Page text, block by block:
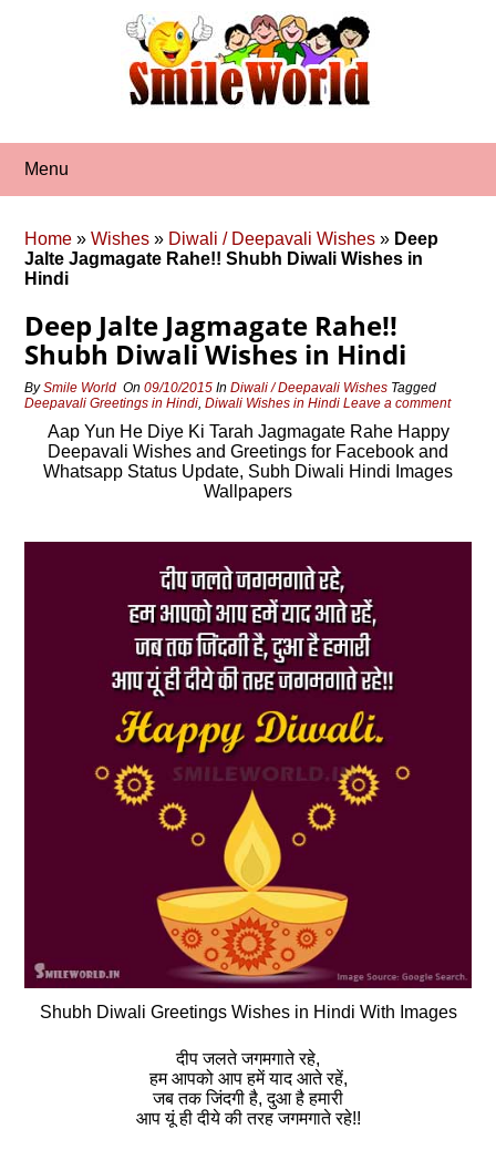
Menu
Home »Wishes » Diwali / Deepavali Wishes » Deep
Jalte Jagmagate Rahe!! Shubh Diwali Wishes in
Hindi
Deep Jalte Jagmagate Rahe!!
Shubh Diwali Wishes in Hindi
BySmile World On09/10/2015 InDiwali / Deepavali Wishes Tagged
Deepavali Greetings in Hindi,Diwali Wishes in Hindi Leave a comment
Aap Yun He Diye Ki Tarah Jagmagate Rahe Happy
Deepavali Wishes and Greetings for Facebook and
Whatsapp Status Update, Subh Diwali Hindi Images
Wallpapers
Shubh Diwali Greetings Wishes in Hindi With Images
दीप जलते जगमगाते रहे,
हम आपको आप हमें याद आते रहें,
जब तक जिंदगी है, दुआ है हमारी
आप यूं ही दीये की तरह जगमगाते रहे!!